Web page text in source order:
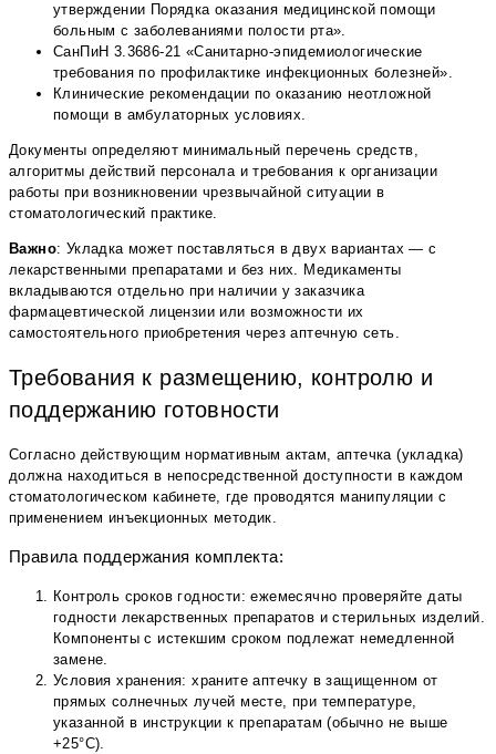
утверждении Порядка оказания медицинской помощи
больным с заболеваниями полости рта».
СанПиН 3.3686-21 «Санитарно-эпидемиологические
требования по профилактике инфекционных болезней».
Клинические рекомендации по оказанию неотложной
помощи в амбулаторных условиях.
Документы определяют минимальный перечень средств,
алгоритмы действий персонала и требования к организации
работы при возникновении чрезвычайной ситуации в
стоматологический практике.
Важно: Укладка может поставляться в двух вариантах — с
лекарственными препаратами и без них. Медикаменты
вкладываются отдельно при наличии у заказчика
фармацевтической лицензии или возможности их
самостоятельного приобретения через аптечную сеть.
Требования к размещению, контролю и
поддержанию готовности
Согласно действующим нормативным актам, аптечка (укладка)
должна находиться в непосредственной доступности в каждом
стоматологическом кабинете, где проводятся манипуляции с
применением инъекционных методик.
Правила поддержания комплекта:
Контроль сроков годности: ежемесячно проверяйте даты
годности лекарственных препаратов и стерильных изделий.
Компоненты с истекшим сроком подлежат немедленной
замене.
Условия хранения: храните аптечку в защищенном от
прямых солнечных лучей месте, при температуре,
указанной в инструкции к препаратам (обычно не выше
+25°С).